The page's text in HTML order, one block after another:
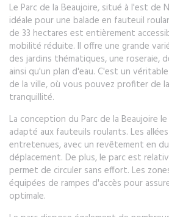
Le Parc de la Beaujoire, situé à l'est
idéale pour une balade en fauteuil
de 33 hectares est entièrement
mobilité réduite. Il offre une grande
des jardins thématiques, une roseraie,
ainsi qu'un plan d'eau. C'est un
de la ville, où vous pouvez profiter de
tranquillité.
La conception du Parc de la Beaujoire
adapté aux fauteuils roulants. Les
entretenues, avec un revêtement en
déplacement. De plus, le parc est
permet de circuler sans effort. Les
équipées de rampes d'accès pour
optimale.